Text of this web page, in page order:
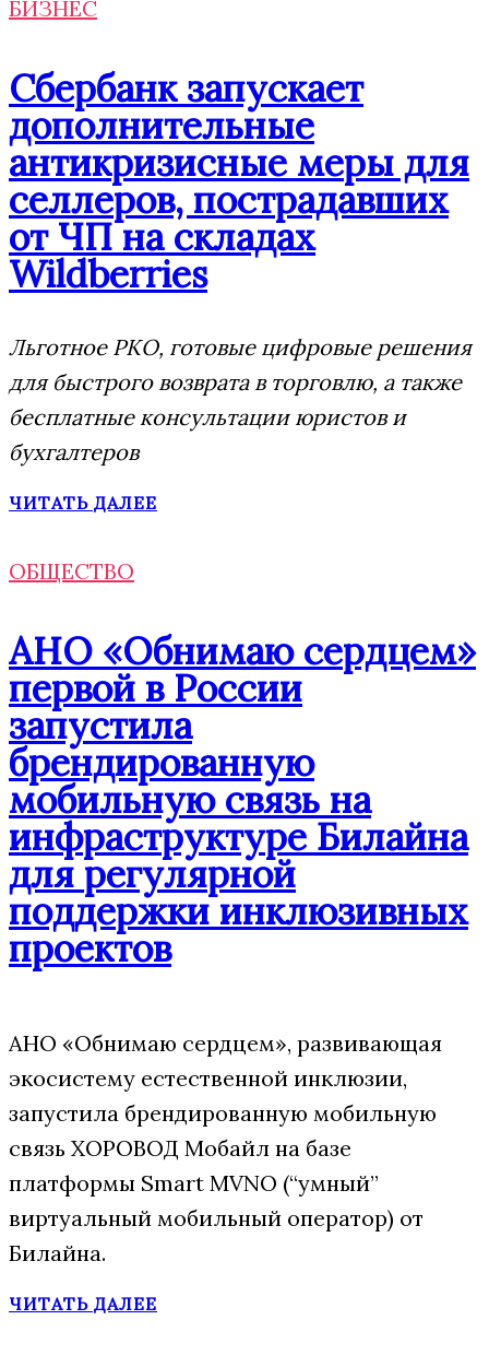
БИЗНЕС
Сбербанк запускает
дополнительные
антикризисные меры для
селлеров, пострадавших
от ЧП на складах
Wildberries
Льготное РКО, готовые цифровые решения
для быстрого возврата в торговлю, а также
бесплатные консультации юристов и
бухгалтеров
ЧИТАТЬ ДАЛЕЕ
ОБЩЕСТВО
АНО «Обнимаю сердцем»
первой в России
запустила
брендированную
мобильную связь на
инфраструктуре Билайна
для регулярной
поддержки инклюзивных
проектов
АНО «Обнимаю сердцем», развивающая
экосистему естественной инклюзии,
запустила брендированную мобильную
связь ХОРОВОД Мобайл на базе
платформы Smart MVNO (“умный”
виртуальный мобильный оператор) от
Билайна.
ЧИТАТЬ ДАЛЕЕ